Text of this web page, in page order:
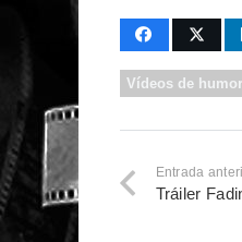
Vídeos de humor
Entrada
Tráiler